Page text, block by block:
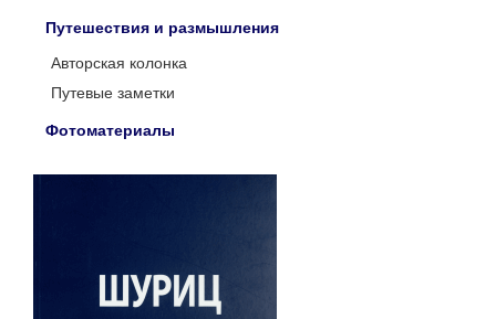
Путешествия и размышления
Авторская колонка
Путевые заметки
Фотоматериалы